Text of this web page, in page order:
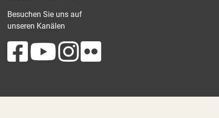
Besuchen Sie uns auf
unseren Kanälen